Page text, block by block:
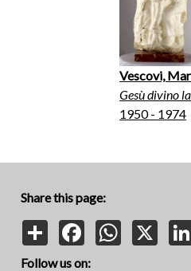
Vescovi,
Gesù divino
1950 - 1974
Share this page:
Share
FacebookWhatsApp
Follow us on: